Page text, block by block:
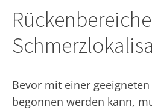
Bevor mit einer
begonnen werden kann,